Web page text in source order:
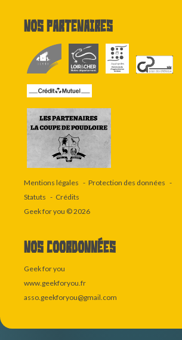
Nos partenaires
Mentions légales
Protection des données
Statuts
Crédits
Geek for you © 2026
Nos coordonnées
Geek for you
www.geekforyou.fr
asso.geekforyou@gmail.com